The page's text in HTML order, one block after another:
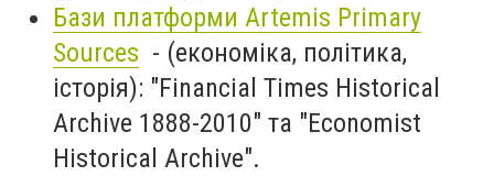
Бази платформи Artemis Primary
Sources - (економіка, політика,
історія): "Financial Times Historical
Archive 1888-2010" та "Economist
Historical Archive".